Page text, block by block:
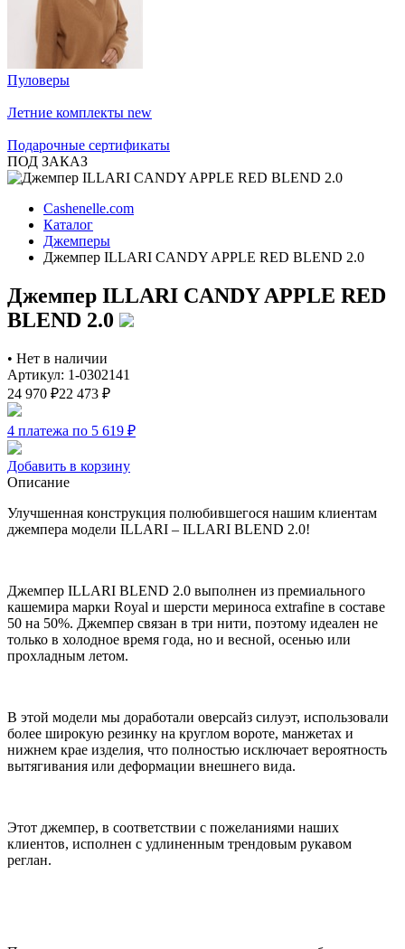
Пуловеры
Летние комплекты new
Подарочные сертификаты
ПОД ЗАКАЗ
Cashenelle.com
Каталог
Джемперы
Джемпер ILLARI CANDY APPLE RED BLEND 2.0
Джемпер ILLARI CANDY APPLE RED
BLEND 2.0
• Нет в наличии
Артикул: 1-0302141
24 970 ₽22 473 ₽
4 платежа по 5 619 ₽
Добавить в корзину
Описание
Улучшенная конструкция полюбившегося нашим клиентам
джемпера модели ILLARI – ILLARI BLEND 2.0!
Джемпер ILLARI BLEND 2.0 выполнен из премиального
кашемира марки Royal и шерсти мериноса extrafine в составе
50 на 50%. Джемпер связан в три нити, поэтому идеален не
только в холодное время года, но и весной, осенью или
прохладным летом.
В этой модели мы доработали оверсайз силуэт, использовали
более широкую резинку на круглом вороте, манжетах и
нижнем крае изделия, что полностью исключает вероятность
вытягивания или деформации внешнего вида.
Этот джемпер, в соответствии с пожеланиями наших
клиентов, исполнен с удлиненным трендовым рукавом
реглан.